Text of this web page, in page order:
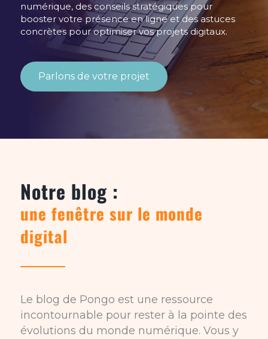
numérique, des conseils stratégiques pour
booster votre présence en ligne et des astuces
concrètes pour optimiser vos projets digitaux.
Parlons de votre projet
Notre blog :
une fenêtre sur le monde
digital
Le blog de Pongo est une ressource
incontournable pour rester à la pointe des
évolutions du monde numérique. Vous y